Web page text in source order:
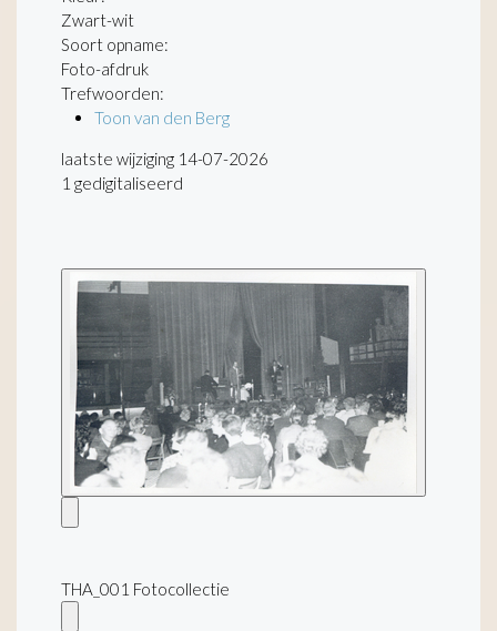
Zwart-wit
Soort opname:
Foto-afdruk
Trefwoorden:
Toon van den Berg
laatste wijziging 14-07-2026
1 gedigitaliseerd
THA_001 Fotocollectie